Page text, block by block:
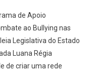
de Apoio
ao Bullying nas
Legislativa do Estado
Luana Régia
de criar uma rede